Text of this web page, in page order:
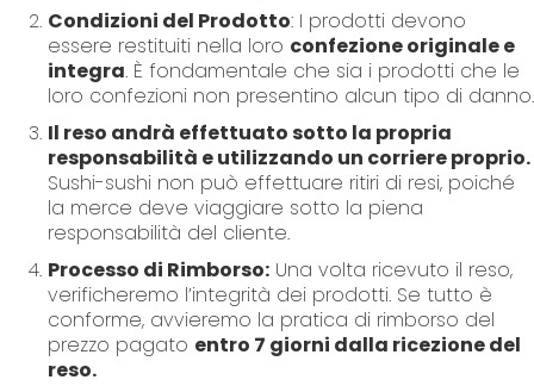
Condizioni del Prodotto: I prodotti devono
essere restituiti nella loro confezione originale e
integra. È fondamentale che sia i prodotti che le
loro confezioni non presentino alcun tipo di danno.
Il reso andrà effettuato sotto la propria
responsabilità e utilizzando un corriere proprio.
Sushi-sushi non può effettuare ritiri di resi, poiché
la merce deve viaggiare sotto la piena
responsabilità del cliente.
Processo di Rimborso: Una volta ricevuto il reso,
verificheremo l’integrità dei prodotti. Se tutto è
conforme, avvieremo la pratica di rimborso del
prezzo pagato entro 7 giorni dalla ricezione del
reso.